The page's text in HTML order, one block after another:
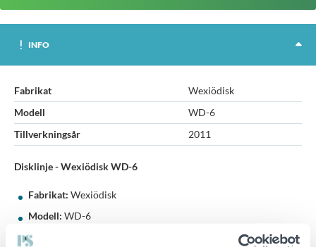
INFO
Fabrikat
Wexiödisk
Modell
WD-6
Tillverkningsår
2011
Disklinje - Wexiödisk WD-6
Fabrikat: Wexiödisk
Modell: WD-6
Nummer: